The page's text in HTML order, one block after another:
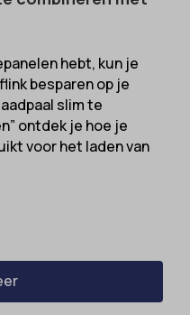
hebt, kun je
besparen op je
slim te
ontdek je hoe je
voor het laden van